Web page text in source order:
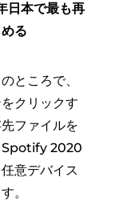
日本で最も再
る
ところで、
クリックす
ファイルを
Spotify 2020
意デバイス
。